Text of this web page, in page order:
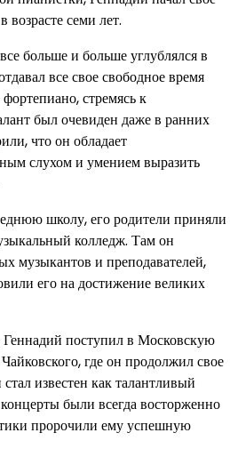
семи лет.
больше и больше углублялся в
все свое свободное время
стремясь к
был очевиден даже в ранних
что он обладает
слухом и умением выразить
школу, его родители приняли
колледж. Там он
музыкантов и преподавателей,
его на достижение великих
поступил в Московскую
где он продолжил свое
известен как талантливый
были всегда восторженно
пророчили ему успешную